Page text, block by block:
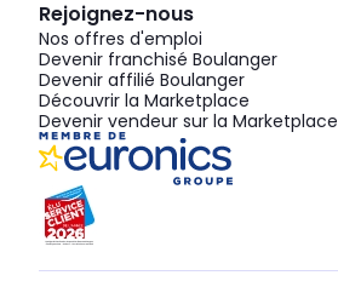
Rejoignez-nous
Nos offres d'emploi
Devenir franchisé Boulanger
Devenir affilié Boulanger
Découvrir la Marketplace
Devenir vendeur sur la Marketplace